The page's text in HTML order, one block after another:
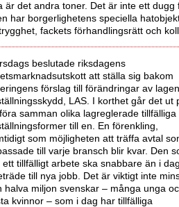
är det andra toner. Det är inte ett dugg
har borgerlighetens speciella
fackets förhandlingsrätt och
beslutade riksdagens
att ställa sig bakom
förslag till förändringar av
LAS. I korthet går det ut
samman olika lagreglerade tillfälliga
till en. En förenkling,
som möjligheten att träffa avtal
till varje bransch blir kvar. Den
ett tillfälligt arbete ska snabbare än i
till nya jobb. Det är viktigt inte
halva miljon svenskar – många unga
kvinnor – som i dag har tillfälliga